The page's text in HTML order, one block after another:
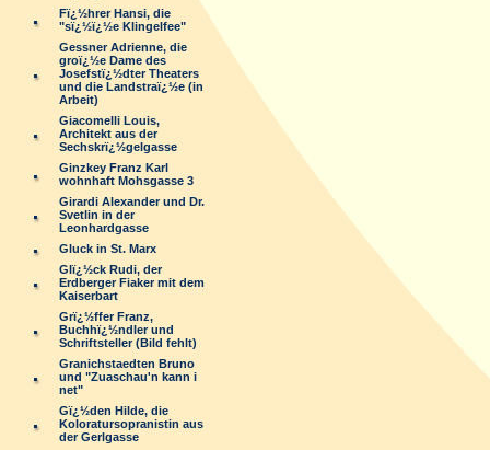
Fï¿½hrer Hansi, die
"sï¿½ï¿½e Klingelfee"
Gessner Adrienne, die
groï¿½e Dame des
Josefstï¿½dter Theaters
und die Landstraï¿½e (in
Arbeit)
Giacomelli Louis,
Architekt aus der
Sechskrï¿½gelgasse
Ginzkey Franz Karl
wohnhaft Mohsgasse 3
Girardi Alexander und Dr.
Svetlin in der
Leonhardgasse
Gluck in St. Marx
Glï¿½ck Rudi, der
Erdberger Fiaker mit dem
Kaiserbart
Grï¿½ffer Franz,
Buchhï¿½ndler und
Schriftsteller (Bild fehlt)
Granichstaedten Bruno
und "Zuaschau'n kann i
net"
Gï¿½den Hilde, die
Koloratursopranistin aus
der Gerlgasse